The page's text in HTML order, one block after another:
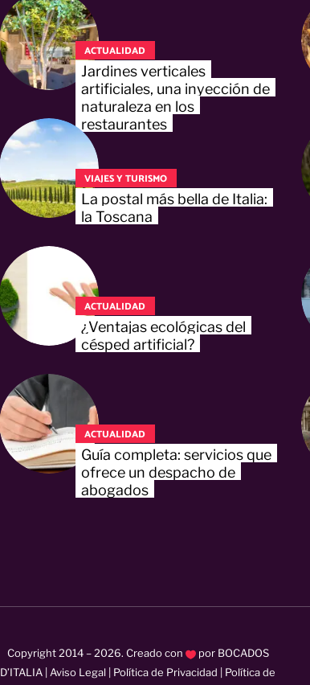
ACTUALIDAD
Jardines verticales
artificiales, una inyección de
naturaleza en los
restaurantes
VIAJES Y TURISMO
La postal más bella de Italia:
la Toscana
ACTUALIDAD
¿Ventajas ecológicas del
césped artificial?
ACTUALIDAD
Guía completa: servicios que
ofrece un despacho de
abogados
Copyright 2014 – 2026. Creado con por BOCADOS
D’ITALIA
Aviso Legal Política de Privacidad Política de